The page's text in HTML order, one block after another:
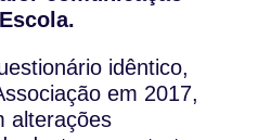
idêntico,
em 2017,
alterações